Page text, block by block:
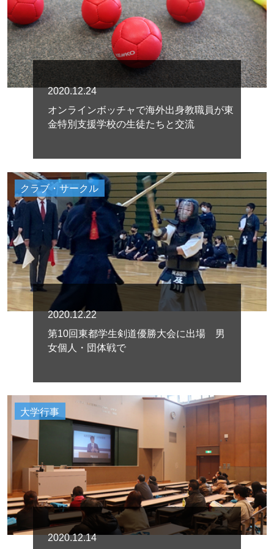
2020.12.24
オンラインボッチャで海外出身教職員が東
金特別支援学校の生徒たちと交流
クラブ・サークル
2020.12.22
第10回東都学生剣道優勝大会に出場 男
女個人・団体戦で
大学行事
2020.12.14